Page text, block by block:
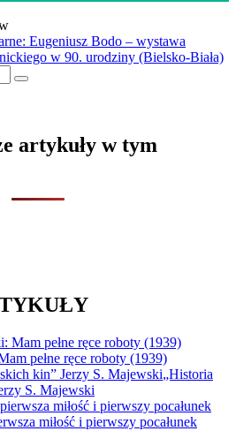
Eugeniusz Bodo – wystawa
w 90. urodziny (Bielsko-Biała)
artykuły w tym
pełne ręce roboty (1939)
„Historia
S. Majewski
miłość i pierwszy pocałunek